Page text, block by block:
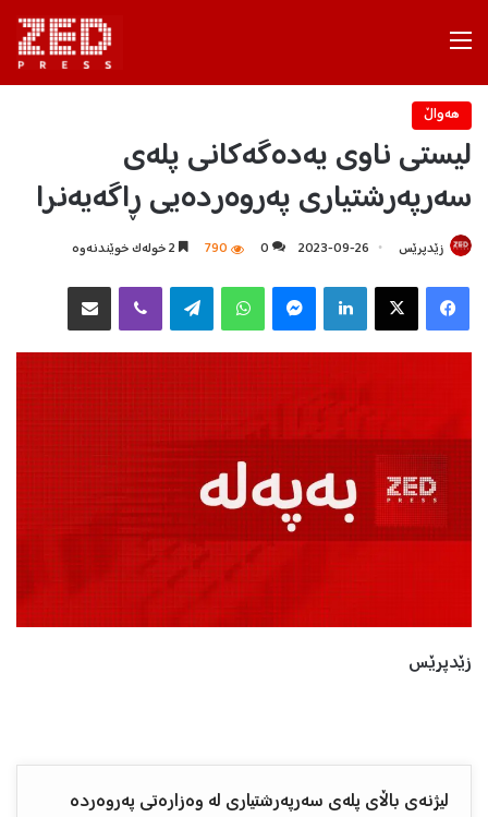
هه‌واڵ
لیستی ناوی یەدەگەکانی پلەی
سەرپەرشتیاری پەروەردەیی ڕاگەیەنرا
زێدپرێس 2023-09-26
0
790
X
Telegram
زێدپرێس
لیژنەی باڵای پلەی سەرپەرشتیاری لە وەزارەتی پەروەردە